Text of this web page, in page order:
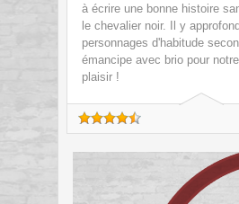
à écrire une bonne histoire
le chevalier noir. Il y
personnages d'habitude
émancipe avec brio pour
plaisir !